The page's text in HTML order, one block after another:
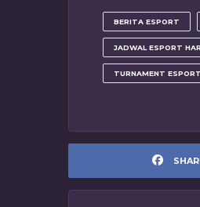
BERITA ESPORT
JADWAL ESPORT
TURNAMENT ESPORT